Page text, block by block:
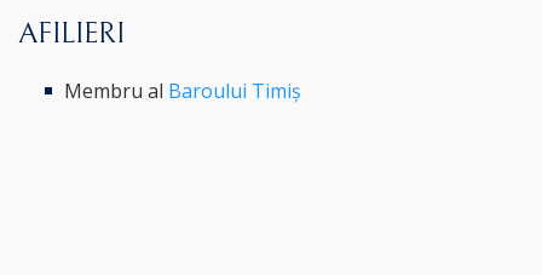
AFILIERI
Membru al Baroului Timiș